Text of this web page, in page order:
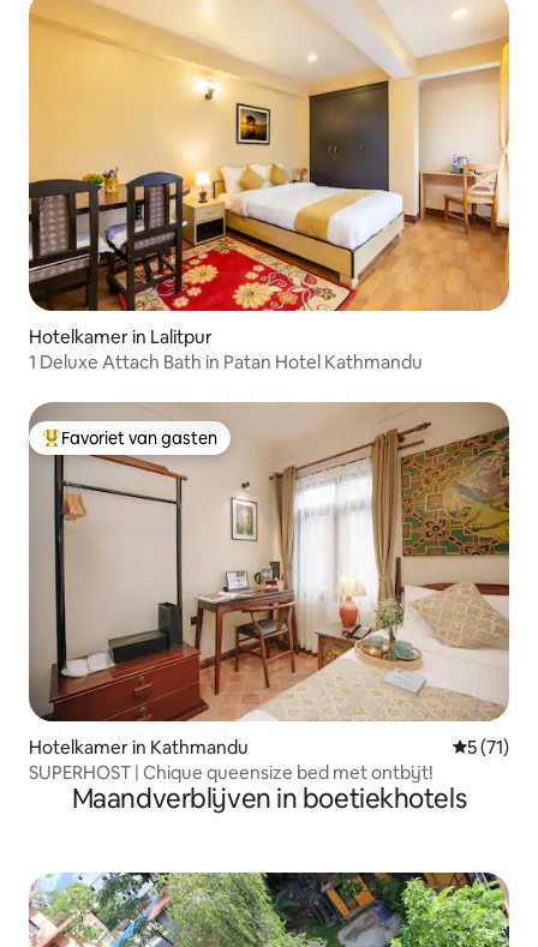
Hotelkamer in Lalitpur
1 Deluxe Attach Bath in Patan Hotel Kathmandu
Topfavoriet van gasten
Favoriet van gasten
Hotelkamer in Kathmandu
5 (71)
SUPERHOST | Chique queensize bed met ontbijt!
Maandverblijven in boetiekhotels